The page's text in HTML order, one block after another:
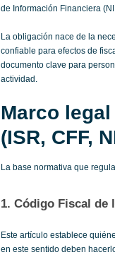
de Información Financiera
La obligación nace de la
confiable para efectos de
documento clave para
actividad.
Marco
(ISR, CFF,
La base normativa que
1. Código Fiscal de
Este artículo establece
en este sentido deben